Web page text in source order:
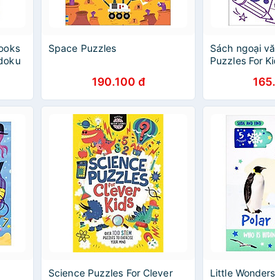
Space Puzzles
190.100 đ
Sách ngoại
Puzzles For
Science Puzzles For Clever
Little